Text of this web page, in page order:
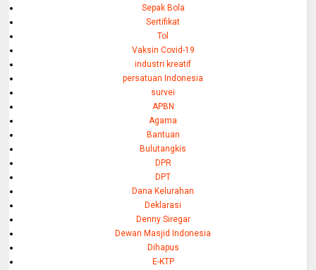
Sepak Bola
Sertifikat
Tol
Vaksin Covid-19
industri kreatif
persatuan Indonesia
survei
APBN
Agama
Bantuan
Bulutangkis
DPR
DPT
Dana Kelurahan
Deklarasi
Denny Siregar
Dewan Masjid Indonesia
Dihapus
E-KTP